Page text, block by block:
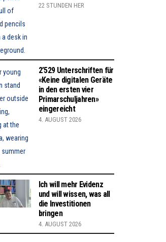
22 STUNDEN HER
2’529 Unterschriften für
«Keine digitalen Geräte
in den ersten vier
Primarschuljahren»
eingereicht
4. AUGUST 2026
Ich will mehr Evidenz
und will wissen, was all
die Investitionen
bringen
4. AUGUST 2026